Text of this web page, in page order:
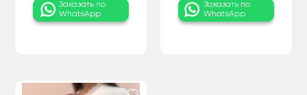
Заказать по
WhatsApp
Заказать по
WhatsApp